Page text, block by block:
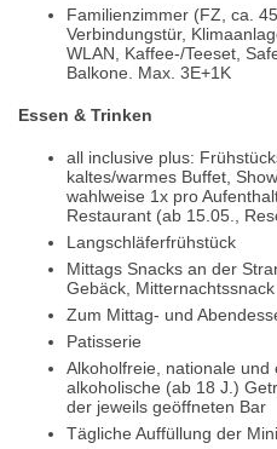
Familienzimmer (FZ, ca.
Verbindungstür,
WLAN, Kaffee-/Teeset,
Balkone. Max. 3E+1K
Essen & Trinken
all inclusive plus:
kaltes/warmes Buffet,
wahlweise 1x pro
Restaurant (ab 15.05.,
Langschläferfrühstück
Mittags Snacks an der
Gebäck, Mitternachtssnack
Zum Mittag- und
Patisserie
Alkoholfreie, nationale und
alkoholische (ab 18 J.)
der jeweils geöffneten Bar
Tägliche Auffüllung der